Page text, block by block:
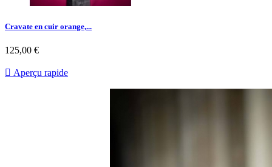
Cravate en cuir orange,...
125,00 €
 Aperçu rapide